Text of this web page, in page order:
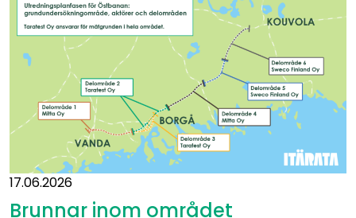
17.06.2026
Brunnar inom området